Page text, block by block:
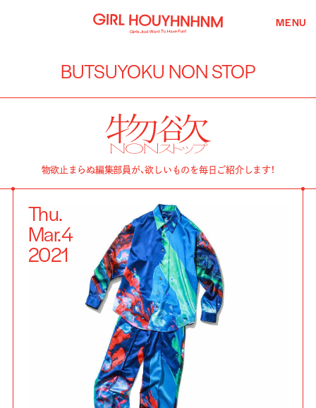
MENU
BUTSUYOKU NON STOP
物欲止まらぬ編集部員が、欲しいものを毎日ご紹介します！
Thu.
Mar.4
2021